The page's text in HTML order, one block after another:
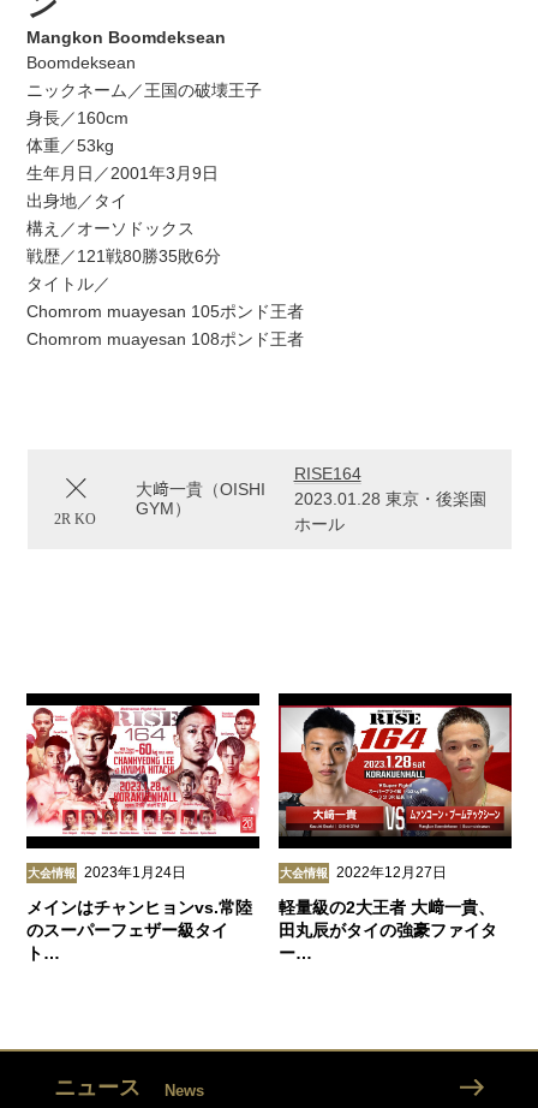
Mangkon Boomdeksean
Boomdeksean
ニックネーム／王国の破壊王子
身長／160cm
体重／53kg
生年月日／2001年3月9日
出身地／タイ
構え／オーソドックス
戦歴／121戦80勝35敗6分
タイトル／
Chomrom muayesan 105ポンド王者
Chomrom muayesan 108ポンド王者
2R KO
大﨑一貴（OISHI
GYM）
RISE164
2023.01.28 東京・後楽園
ホール
大会情報 2023年1月24日
メインはチャンヒョンvs.常陸
のスーパーフェザー級タイ
ト…
大会情報 2022年12月27日
軽量級の2大王者 大﨑一貴、
田丸辰がタイの強豪ファイタ
ー…
ニュース News